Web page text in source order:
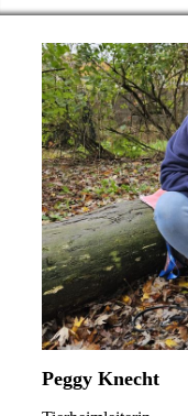
Peggy Knecht